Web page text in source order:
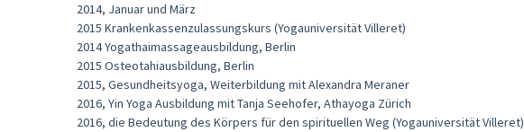
2014, Januar und März
2015 Krankenkassenzulassungskurs (Yogauniversität Villeret)
2014 Yogathaimassageausbildung, Berlin
2015 Osteotahiausbildung, Berlin
2015, Gesundheitsyoga, Weiterbildung mit Alexandra Meraner
2016, Yin Yoga Ausbildung mit Tanja Seehofer, Athayoga Zürich
2016, die Bedeutung des Körpers für den spirituellen Weg (Yogauniversität Villeret)